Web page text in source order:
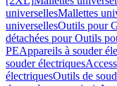
universellesMallettes
universellesOutils pour
détachées pour Outils
PEAppareils à souder
souder électriques
électriquesOutils de